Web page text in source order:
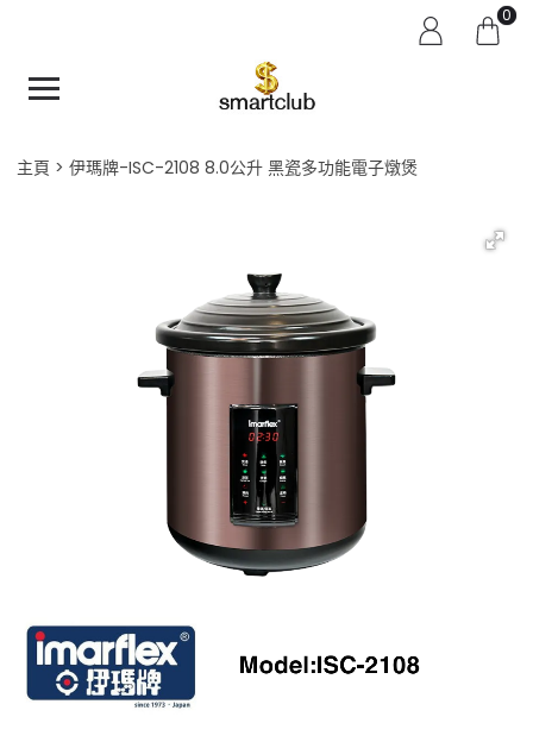
0
主頁 伊瑪牌-ISC-2108 8.0公升 黑瓷多功能電子燉煲